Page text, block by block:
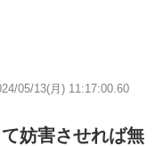
05/13(月) 11:17:00.60
妨害させれば無